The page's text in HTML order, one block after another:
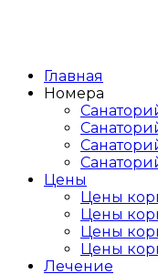
Главная
Номера
Цены
Цены
Цены
Цены
Цены
Лечение